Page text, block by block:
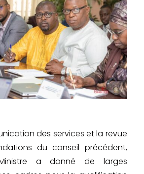
des services et la revue
du conseil précédent,
a donné de larges